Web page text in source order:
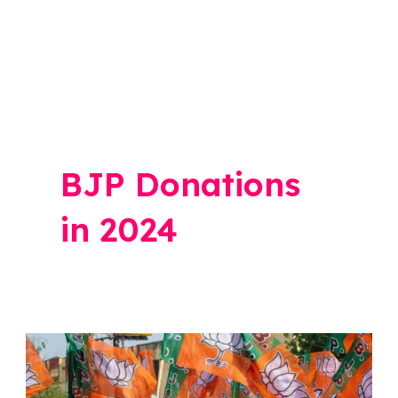
BJP Donations
in 2024
भाजप
पुन्हा